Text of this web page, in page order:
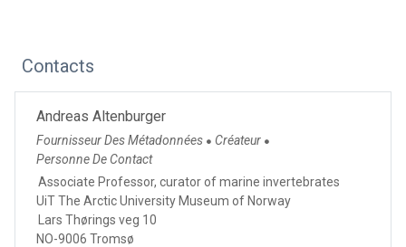
Contacts
Andreas Altenburger
Fournisseur Des Métadonnées ● Créateur ●
Personne De Contact
Associate Professor, curator of marine invertebrates
UiT The Arctic University Museum of Norway
Lars Thørings veg 10
NO-9006 Tromsø